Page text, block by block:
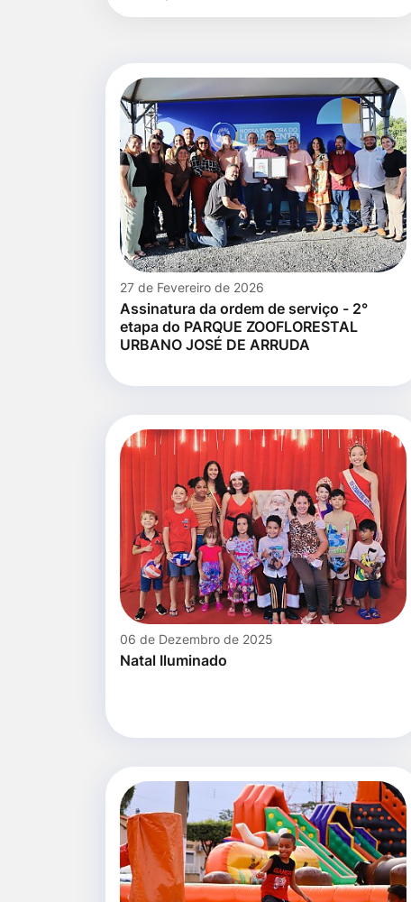
rodapé
[alt+4]
27 de Fevereiro de 2026
Assinatura da ordem de serviço - 2°
etapa do PARQUE ZOOFLORESTAL
URBANO JOSÉ DE ARRUDA
06 de Dezembro de 2025
Natal Iluminado